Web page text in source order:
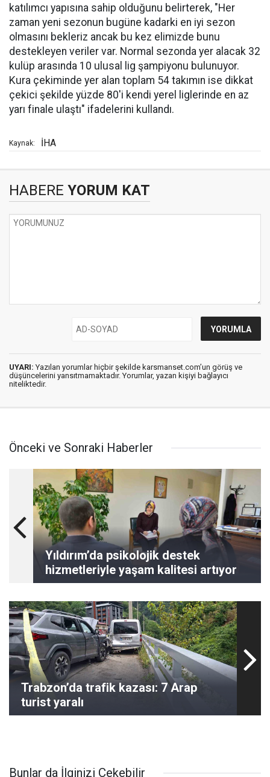
katılımcı yapısına sahip olduğunu belirterek, "Her
zaman yeni sezonun bugüne kadarki en iyi sezon
olmasını bekleriz ancak bu kez elimizde bunu
destekleyen veriler var. Normal sezonda yer alacak 32
kulüp arasında 10 ulusal lig şampiyonu bulunuyor.
Kura çekiminde yer alan toplam 54 takımın ise dikkat
çekici şekilde yüzde 80'i kendi yerel liglerinde en az
yarı finale ulaştı" ifadelerini kullandı.
Kaynak: İHA
HABERE YORUM KAT
UYARI: Yazılan yorumlar hiçbir şekilde karsmanset.com’un görüş ve
düşüncelerini yansıtmamaktadır. Yorumlar, yazan kişiyi bağlayıcı
niteliktedir.
Önceki ve Sonraki Haberler
Yıldırım’da psikolojik destek
hizmetleriyle yaşam kalitesi artıyor
Trabzon’da trafik kazası: 7 Arap
turist yaralı
Bunlar da İlginizi Çekebilir